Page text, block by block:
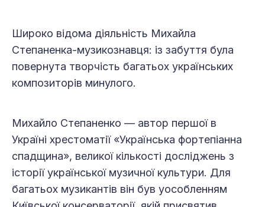
Широко відома діяльність Михайла
Степаненка-музикознавця: із забуття була
повернута творчість багатьох українських
композиторів минулого.
Михайло Степаненко — автор першої в
Україні хрестоматії «Українська фортепіанна
спадщина», великої кількості досліджень з
історії української музичної культури. Для
багатьох музикантів він був уособленням